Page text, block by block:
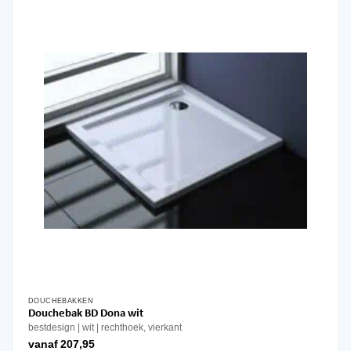
DOUCHEBAKKEN
Douchebak BD Dona wit
bestdesign wit rechthoek, vierkant
vanaf 207,95
Dit
product